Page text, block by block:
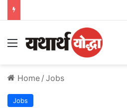
Menu
Home / Jobs
Jobs